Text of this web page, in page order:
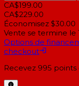
CA$199.00
CA$229.00
Économisez $30.00
Vente se termine le
Options de
checkout
Recevez 995 points